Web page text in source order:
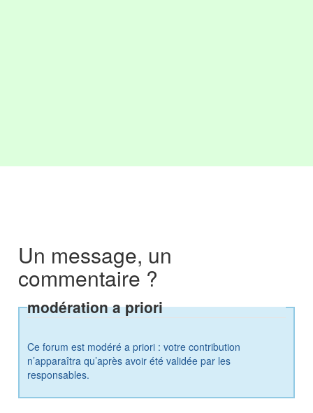
Un message, un
commentaire ?
modération a priori
Ce forum est modéré a priori : votre contribution
n’apparaîtra qu’après avoir été validée par les
responsables.